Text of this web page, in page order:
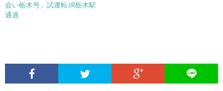
会い栃木号」試運転JR栃木駅
通過